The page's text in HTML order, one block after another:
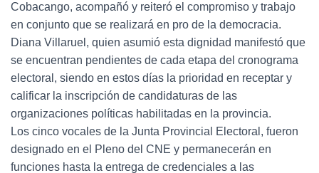
Cobacango, acompañó y reiteró el compromiso y trabajo
en conjunto que se realizará en pro de la democracia.
Diana Villaruel, quien asumió esta dignidad manifestó que
se encuentran pendientes de cada etapa del cronograma
electoral, siendo en estos días la prioridad en receptar y
calificar la inscripción de candidaturas de las
organizaciones políticas habilitadas en la provincia.
Los cinco vocales de la Junta Provincial Electoral, fueron
designado en el Pleno del CNE y permanecerán en
funciones hasta la entrega de credenciales a las